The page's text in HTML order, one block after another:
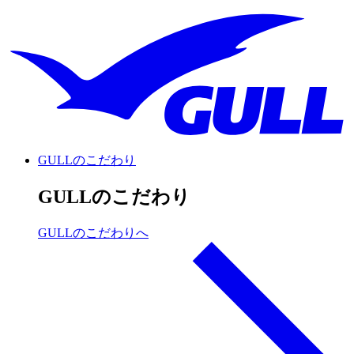
GULLのこだわり
GULLのこだわり
GULLのこだわりへ